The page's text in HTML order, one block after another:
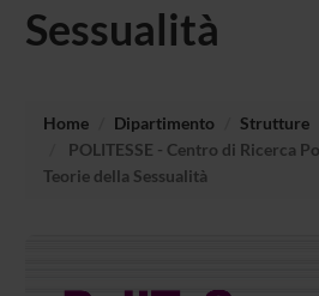
Sessualità
Home Dipartimento
Strutture
POLITESSE - Centro di Ricerca
Teorie della Sessualità